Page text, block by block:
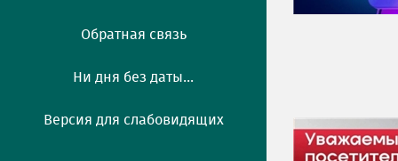
Обратная связь
Ни дня без даты...
Версия для слабовидящих